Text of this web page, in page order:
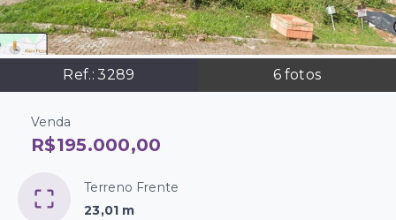
Ref.:3289 6 fotos
Venda
R$195.000,00
Terreno Frente
23,01 m